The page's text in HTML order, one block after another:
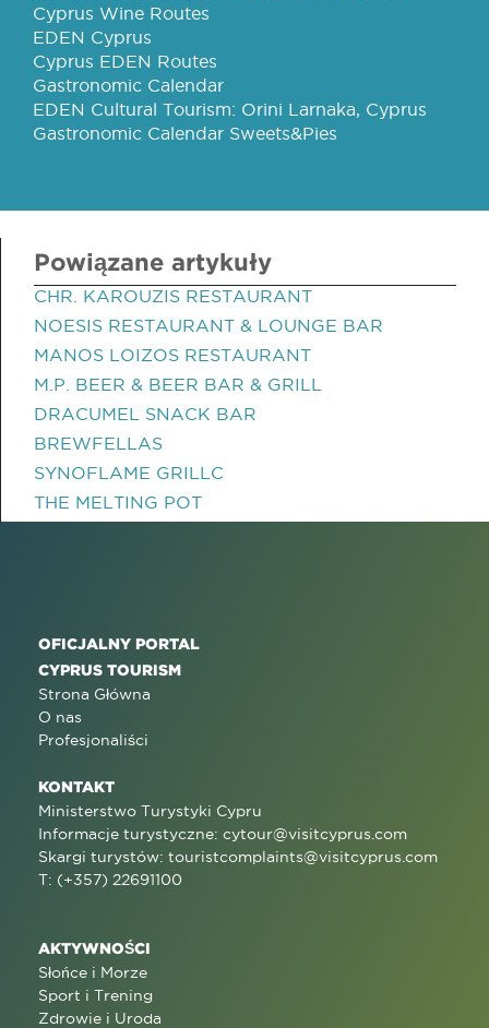
Cyprus Wine Routes
EDEN Cyprus
Cyprus EDEN Routes
Gastronomic Calendar
EDEN Cultural Tourism: Orini Larnaka, Cyprus
Gastronomic Calendar Sweets&Pies
Powiązane artykuły
CHR. KAROUZIS RESTAURANT
NOESIS RESTAURANT & LOUNGE BAR
MANOS LOIZOS RESTAURANT
M.P. BEER & BEER BAR & GRILL
DRACUMEL SNACK BAR
BREWFELLAS
SYNOFLAME GRILLC
THE MELTING POT
OFICJALNY PORTAL
CYPRUS TOURISM
Strona Główna
O nas
Profesjonaliści
KONTAKT
Ministerstwo Turystyki Cypru
Informacje turystyczne: cytour@visitcyprus.com
Skargi turystów: touristcomplaints@visitcyprus.com
T: (+357) 22691100
AKTYWNOŚCI
Słońce i Morze
Sport i Trening
Zdrowie i Uroda